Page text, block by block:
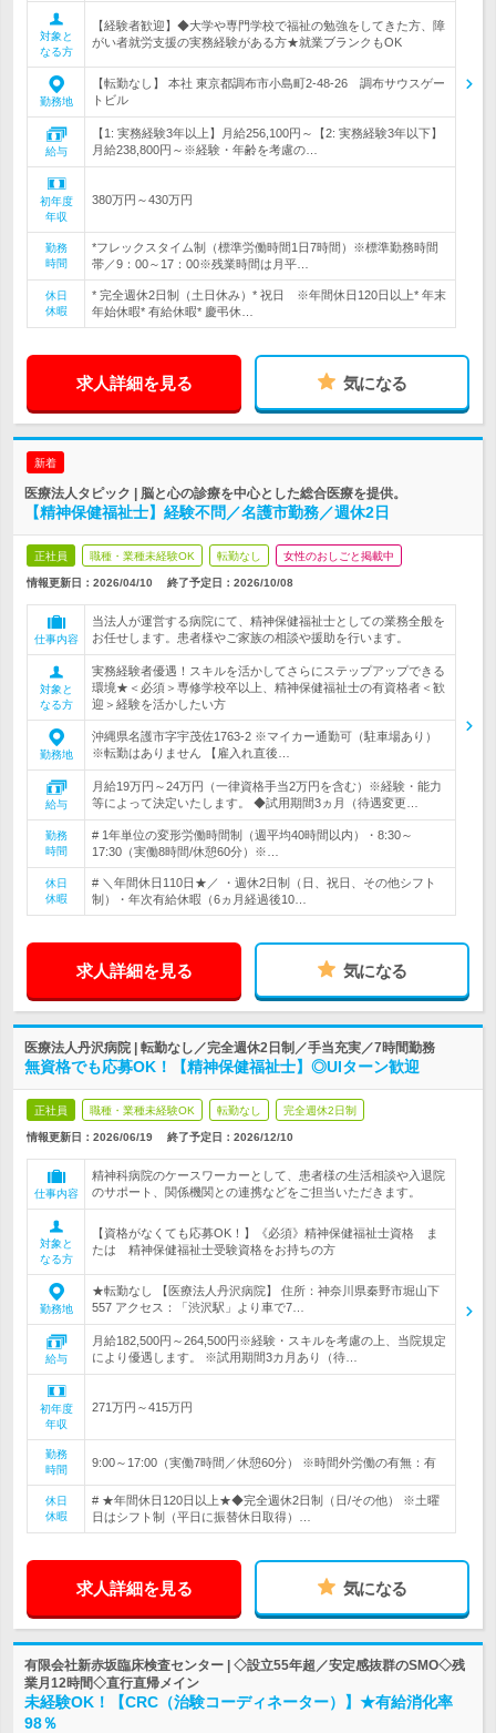
対象と
なる方
【経験者歓迎】◆大学や専門学校で福祉の勉強をしてきた方、障
がい者就労支援の実務経験がある方★就業ブランクもOK
勤務地
【転勤なし】 本社 東京都調布市小島町2-48-26 調布サウスゲー
トビル
給与
【1: 実務経験3年以上】月給256,100円～【2: 実務経験3年以下】
月給238,800円～※経験・年齢を考慮の…
初年度
年収
380万円～430万円
勤務
時間
*フレックスタイム制（標準労働時間1日7時間）※標準勤務時間
帯／9：00～17：00※残業時間は月平…
休日
休暇
* 完全週休2日制（土日休み）* 祝日 ※年間休日120日以上* 年末
年始休暇* 有給休暇* 慶弔休…
求人詳細を見る 気になる
新着
医療法人タピック | 脳と心の診療を中心とした総合医療を提供。
【精神保健福祉士】経験不問／名護市勤務／週休2日
正社員 職種・業種未経験OK 転勤なし 女性のおしごと掲載中
情報更新日：2026/04/10 終了予定日： 2026/10/08
仕事内容
当法人が運営する病院にて、精神保健福祉士としての業務全般を
お任せします。患者様やご家族の相談や援助を行います。
対象と
なる方
実務経験者優遇！スキルを活かしてさらにステップアップできる
環境★＜必須＞専修学校卒以上、精神保健福祉士の有資格者＜歓
迎＞経験を活かしたい方
勤務地
沖縄県名護市字宇茂佐1763-2 ※マイカー通勤可（駐車場あり）
※転勤はありません 【雇入れ直後…
給与
月給19万円～24万円（一律資格手当2万円を含む）※経験・能力
等によって決定いたします。 ◆試用期間3ヵ月（待遇変更…
勤務
時間
# 1年単位の変形労働時間制（週平均40時間以内）・8:30～
17:30（実働8時間/休憩60分）※…
休日
休暇
# ＼年間休日110日★／ ・週休2日制（日、祝日、その他シフト
制）・年次有給休暇（6ヵ月経過後10…
求人詳細を見る 気になる
医療法人丹沢病院 | 転勤なし／完全週休2日制／手当充実／7時間勤務
無資格でも応募OK！【精神保健福祉士】◎UIターン歓迎
正社員 職種・業種未経験OK 転勤なし 完全週休2日制
情報更新日：2026/06/19 終了予定日： 2026/12/10
仕事内容
精神科病院のケースワーカーとして、患者様の生活相談や入退院
のサポート、関係機関との連携などをご担当いただきます。
対象と
なる方
【資格がなくても応募OK！】《必須》精神保健福祉士資格 ま
たは 精神保健福祉士受験資格をお持ちの方
勤務地
★転勤なし 【医療法人丹沢病院】 住所：神奈川県秦野市堀山下
557 アクセス：「渋沢駅」より車で7…
給与
月給182,500円～264,500円※経験・スキルを考慮の上、当院規定
により優遇します。 ※試用期間3カ月あり（待…
初年度
年収
271万円～415万円
勤務
時間
9:00～17:00（実働7時間／休憩60分） ※時間外労働の有無：有
休日
休暇
# ★年間休日120日以上★◆完全週休2日制（日/その他） ※土曜
日はシフト制（平日に振替休日取得）…
求人詳細を見る 気になる
有限会社新赤坂臨床検査センター | ◇設立55年超／安定感抜群のSMO◇残
業月12時間◇直行直帰メイン
未経験OK！【CRC（治験コーディネーター）】★有給消化率
98％